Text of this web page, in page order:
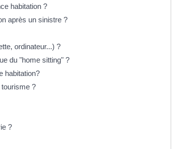
habitation ?
après un sinistre ?
ordinateur...) ?
du "home sitting" ?
habitation?
?
?